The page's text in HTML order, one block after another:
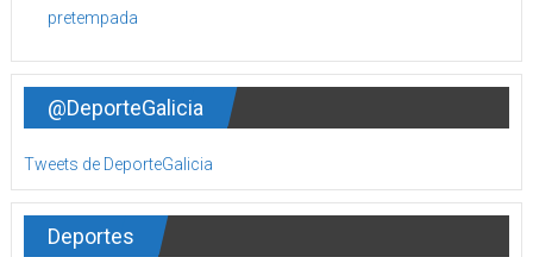
@DeporteGalicia
Tweets de DeporteGalicia
Deportes